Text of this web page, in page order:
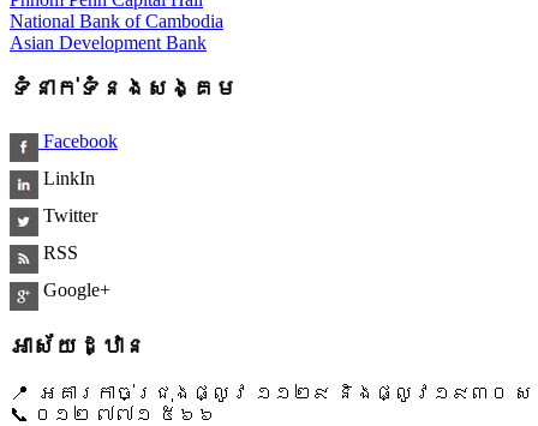
National Bank of Cambodia
Asian Development Bank
ទំនាក់ទំនងសង្គម
Facebook
LinkIn
Twitter
RSS
Google+
អាស័យដ្ឋាន
📍 អគារកាច់ជ្រុងផ្លូវ ១១២៩ និងផ្លូវ១៩៣០ ស
📞 ​០១២ ៧៧១ ៥៦៦